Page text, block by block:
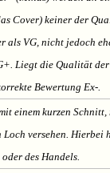
Cover) keiner der
als VG, nicht jedoch
Liegt die Qualität
Bewertung Ex-.
einem kurzen
versehen. Hierbei
des Handels.